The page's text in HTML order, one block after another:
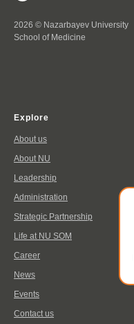
2026 © Nazarbayev University
School of Medicine
Explore
About us
About NU
Leadership
Administration
Strategic Partnership
Life at NU SOM
Career
News
Events
Contact us